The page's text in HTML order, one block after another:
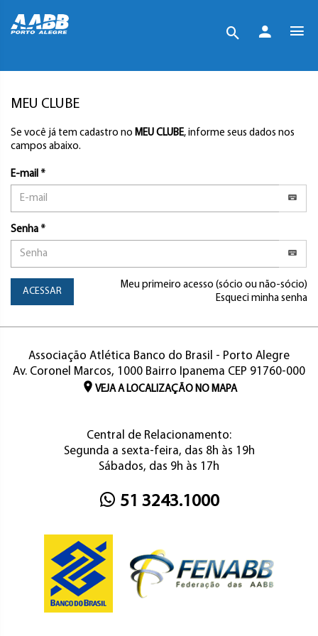
MEU CLUBE
Se você já tem cadastro no MEU CLUBE, informe seus dados nos
campos abaixo.
E-mail *
Senha *
ACESSAR
Meu primeiro acesso (sócio ou não-sócio)
Esqueci minha senha
Associação Atlética Banco do Brasil - Porto Alegre
Av. Coronel Marcos, 1000 Bairro Ipanema CEP 91760-000
VEJA A LOCALIZAÇÃO NO MAPA
Central de Relacionamento:
Segunda a sexta-feira, das 8h às 19h
Sábados, das 9h às 17h
51 3243.1000